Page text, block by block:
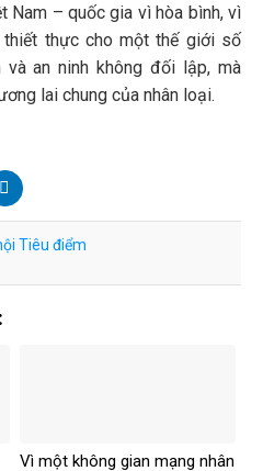
Nam – quốc gia vì hòa bình, vì
thực cho một thế giới số
và an ninh không đối lập, mà
lai chung của nhân loại.
Tiêu điểm
Vì một không gian mạng nhân